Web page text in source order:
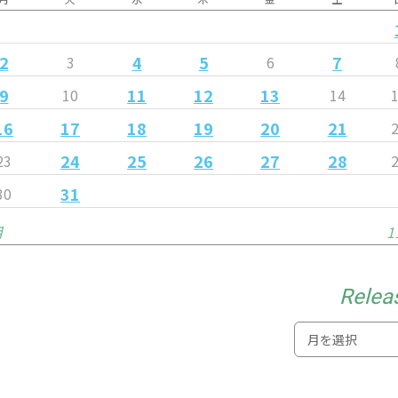
3 4 5 6 7
10 11 12 13 14
17 18 19 20 21
24 25 26 27 28
31